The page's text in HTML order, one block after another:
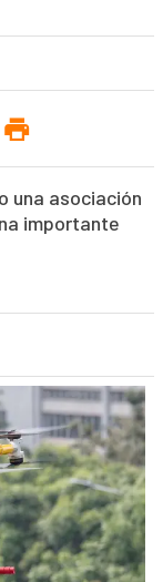
una asociación
importante